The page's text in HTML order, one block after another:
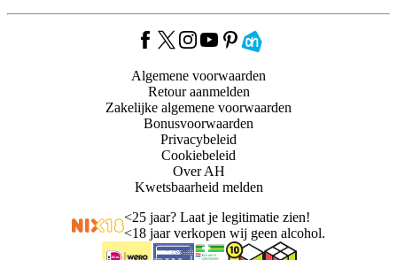
Algemene voorwaarden
Retour aanmelden
Zakelijke algemene voorwaarden
Bonusvoorwaarden
Privacybeleid
Cookiebeleid
Over AH
Kwetsbaarheid melden
<25 jaar? Laat je legitimatie zien!
<18 jaar verkopen wij geen alcohol.